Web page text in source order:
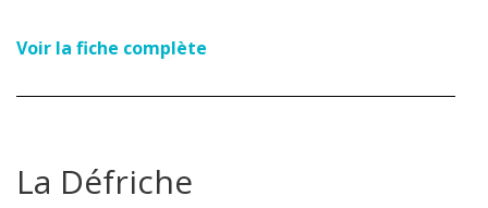
Voir la fiche complète
La Défriche